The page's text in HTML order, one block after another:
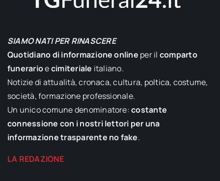
SIAMO NATI PER RINASCERE
Quotidiano di informazione online per il comparto
funerarioecimiteriale italiano.
Notizie di attualità, cronaca, cultura, poltica, costume,
società, formazione professionale.
Un unico comune denominatore:costante
connessione con i nostri lettori per una
informazione trasparente no fake.
LA REDAZIONE